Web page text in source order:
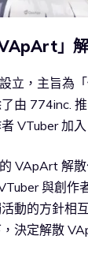
」
立，主旨為
由 774inc.
VTuber 加入
VApArt 解散
與創作
動的方針相
決定解散